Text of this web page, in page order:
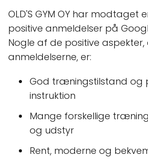
OLD'S GYM OY har modtaget
positive anmeldelser på
Nogle af de positive
anmeldelserne, er:
God træningstilstand og
instruktion
Mange forskellige
og udstyr
Rent, moderne og